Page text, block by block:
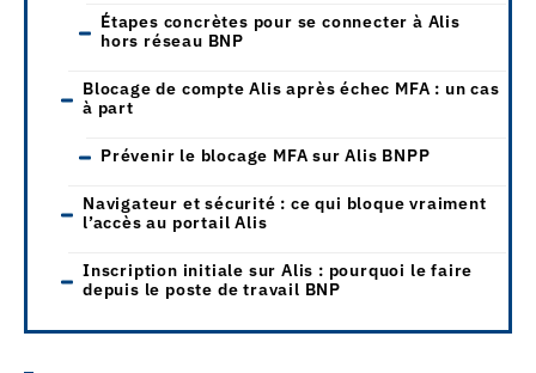
Étapes concrètes pour se connecter à Alis
hors réseau BNP
Blocage de compte Alis après échec MFA : un cas
à part
Prévenir le blocage MFA sur Alis BNPP
Navigateur et sécurité : ce qui bloque vraiment
l’accès au portail Alis
Inscription initiale sur Alis : pourquoi le faire
depuis le poste de travail BNP